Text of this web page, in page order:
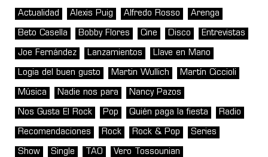
Actualidad Alexis Puig Alfredo Rosso Arenga
Beto Casella Bobby Flores Cine Disco Entrevistas
Joe Fernández Lanzamientos Llave en Mano
Logia del buen gusto Martin Wullich Martín Ciccioli
Música Nadie nos para Nancy Pazos
Nos Gusta El Rock Pop Quién paga la fiesta Radio
Recomendaciones Rock Rock & Pop Series
Show Single TAO Vero Tossounian